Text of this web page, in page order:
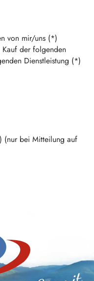
von mir/uns (*)
Kauf der folgenden
Dienstleistung (*)
(nur bei Mitteilung auf